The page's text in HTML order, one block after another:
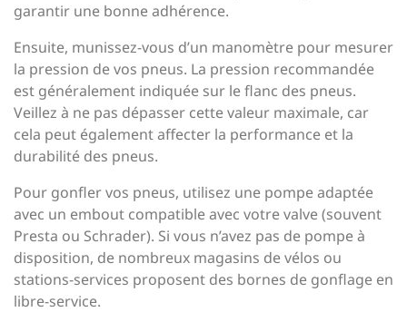
garantir une bonne adhérence.
Ensuite, munissez-vous d’un manomètre pour mesurer
la pression de vos pneus. La pression recommandée
est généralement indiquée sur le flanc des pneus.
Veillez à ne pas dépasser cette valeur maximale, car
cela peut également affecter la performance et la
durabilité des pneus.
Pour gonfler vos pneus, utilisez une pompe adaptée
avec un embout compatible avec votre valve (souvent
Presta ou Schrader). Si vous n’avez pas de pompe à
disposition, de nombreux magasins de vélos ou
stations-services proposent des bornes de gonflage en
libre-service.